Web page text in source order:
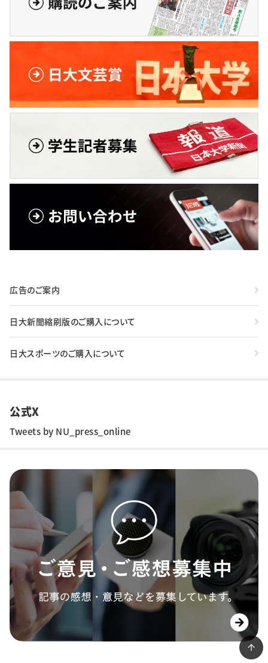
広告のご案内
日大新聞縮刷版のご購入について
日大スポーツのご購入について
公式X
Tweets by NU_press_online